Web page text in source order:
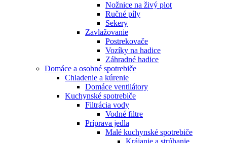
Nožnice na živý plot
Ručné píly
Sekery
Zavlažovanie
Postrekovače
Vozíky na hadice
Záhradné hadice
Domáce a osobné spotrebiče
Chladenie a kúrenie
Domáce ventilátory
Kuchynské spotrebiče
Filtrácia vody
Vodné filtre
Príprava jedla
Malé kuchynské spotrebiče
Krájanie a strúhanie